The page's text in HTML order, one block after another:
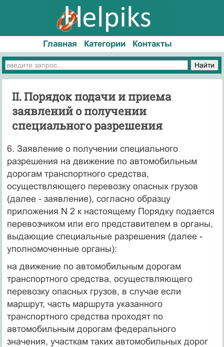
Главная Категории Контакты
II. Порядок подачи и приема
заявлений о получении
специального разрешения
6. Заявление о получении специального
разрешения на движение по автомобильным
дорогам транспортного средства,
осуществляющего перевозку опасных грузов
(далее - заявление), согласно образцу
приложения N 2 к настоящему Порядку подается
перевозчиком или его представителем в органы,
выдающие специальные разрешения (далее -
уполномоченные органы):
на движение по автомобильным дорогам
транспортного средства, осуществляющего
перевозку опасных грузов, в случае если
маршрут, часть маршрута указанного
транспортного средства проходят по
автомобильным дорогам федерального
значения, участкам таких автомобильных дорог